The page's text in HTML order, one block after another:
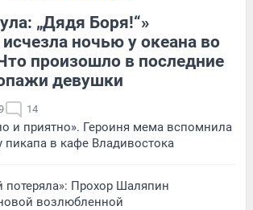
„Дядя Боря!“»
ночью у океана во
произошло в последние
девушки
14
и приятно». Героиня мема вспомнила
пикапа в кафе Владивостока
потеряла»: Прохор Шаляпин
возлюбленной